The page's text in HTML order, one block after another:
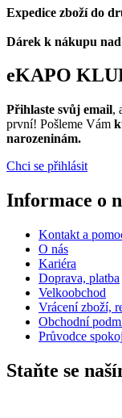
Expedice zboží do
Dárek k nákupu
eKAPO
Přihlaste svůj email,
první! Pošleme Vám
narozeninám.
Chci se přihlásit
Informace o
Kontakt a
O nás
Kariéra
Doprava, platba
Velkoobchod
Vrácení zboží,
Obchodní
Průvodce
Staňte se